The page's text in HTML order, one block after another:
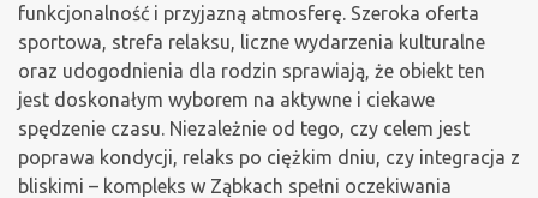
funkcjonalność i przyjazną atmosferę. Szeroka oferta
sportowa, strefa relaksu, liczne wydarzenia kulturalne
oraz udogodnienia dla rodzin sprawiają, że obiekt ten
jest doskonałym wyborem na aktywne i ciekawe
spędzenie czasu. Niezależnie od tego, czy celem jest
poprawa kondycji, relaks po ciężkim dniu, czy integracja z
bliskimi – kompleks w Ząbkach spełni oczekiwania